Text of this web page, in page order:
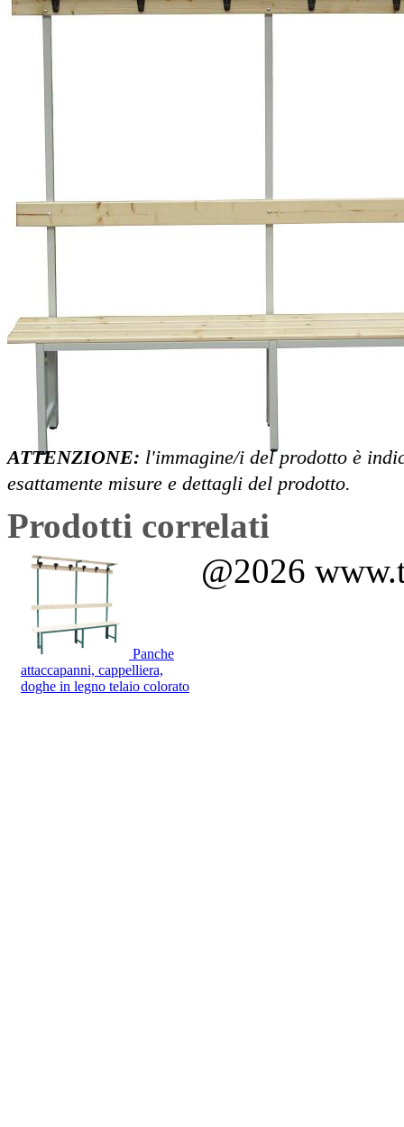
ATTENZIONE: l'immagine/i del prodotto è
esattamente misure e dettagli del prodotto.
Prodotti correlati
Panche
attaccapanni, cappelliera,
doghe in legno telaio colorato
@2026